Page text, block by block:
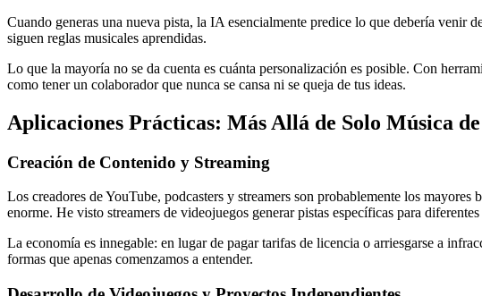
Cuando generas una nueva pista, la IA esencialmente predice lo que debería venir
siguen reglas musicales aprendidas.
Lo que la mayoría no se da cuenta es cuánta personalización es posible. Con
como tener un colaborador que nunca se cansa ni se queja de tus ideas.
Aplicaciones Prácticas: Más Allá de Solo Música
Creación de Contenido y Streaming
Los creadores de YouTube, podcasters y streamers son probablemente los
enorme. He visto streamers de videojuegos generar pistas específicas para
La economía es innegable: en lugar de pagar tarifas de licencia o arriesgarse a
formas que apenas comenzamos a entender.